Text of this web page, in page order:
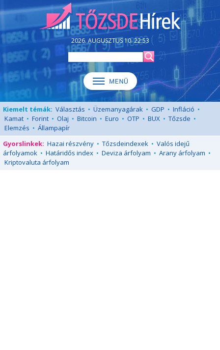
2026. AUGUSZTUS 10. 22:53
Kiemelt témák: Választás • Üzemanyagárak • GDP • Infláció •
Kamat • Forint • Olaj • Bitcoin • Euro • OTP • BUX • Tőzsde •
Elemzés • Állampapír
Gyorslinkek: Hazai részvény • Tőzsdeindexek • Valós idejű
árfolyamok • Határidős index • Deviza árfolyam • Arany árfolyam •
Kriptovaluta árfolyam